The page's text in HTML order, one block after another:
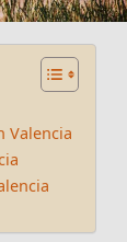
Valencia